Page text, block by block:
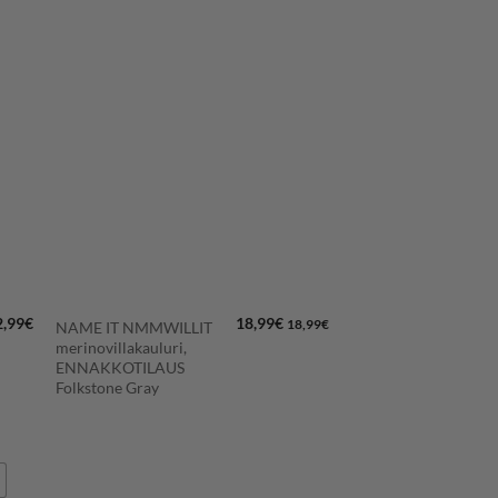
€
NAME IT NMMWILLIT
merinovillakauluri,
ENNAKKOTILAUS
Folkstone Gray
18,99€ 18,99€